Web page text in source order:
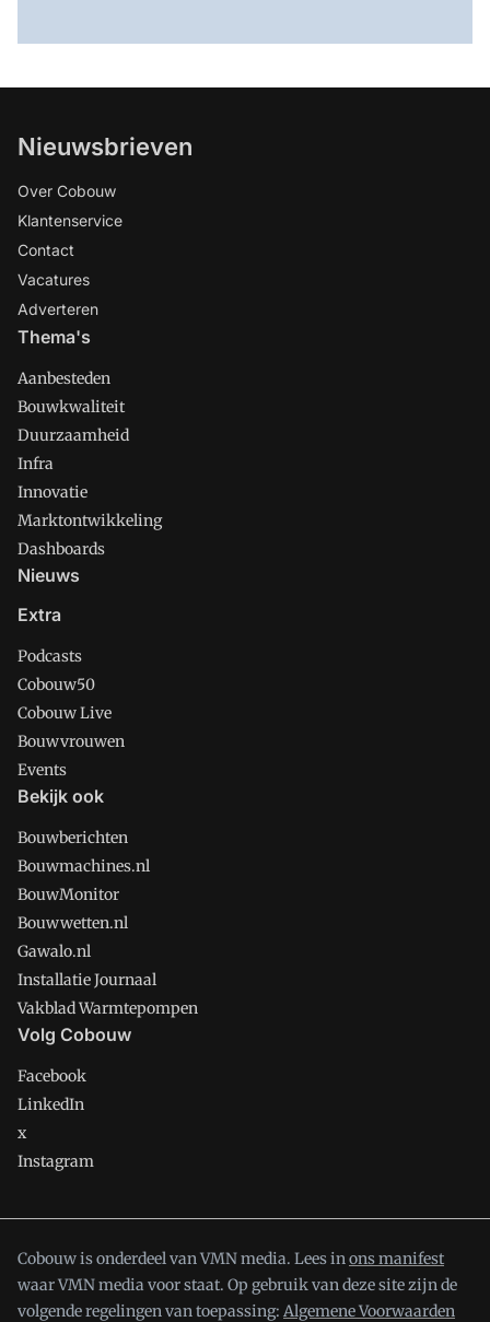
Nieuwsbrieven
Over Cobouw
Klantenservice
Contact
Vacatures
Adverteren
Thema's
Aanbesteden
Bouwkwaliteit
Duurzaamheid
Infra
Innovatie
Marktontwikkeling
Dashboards
Nieuws
Extra
Podcasts
Cobouw50
Cobouw Live
Bouwvrouwen
Events
Bekijk ook
Bouwberichten
Bouwmachines.nl
BouwMonitor
Bouwwetten.nl
Gawalo.nl
Installatie Journaal
Vakblad Warmtepompen
Volg Cobouw
Facebook
LinkedIn
x
Instagram
Cobouw is onderdeel van VMN media. Lees inons manifest
waar VMN media voor staat. Op gebruik van deze site zijn de
volgende regelingen van toepassing: Algemene Voorwaarden